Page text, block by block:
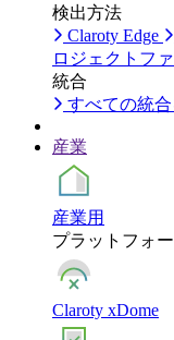
検出方法
Claroty Edge
ロジェクトフ
統合
すべての統
産業
産業用
プラットフォ
Claroty xDome